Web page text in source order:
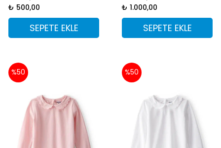
₺ 500,00
SEPETE EKLE
₺ 1.000,00
SEPETE EKLE
%50 %50